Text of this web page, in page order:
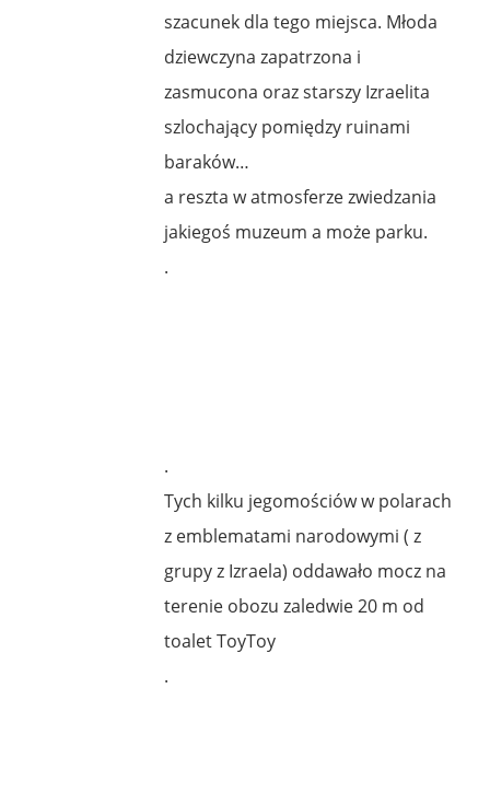
szacunek dla tego miejsca. Młoda
dziewczyna zapatrzona i
zasmucona oraz starszy Izraelita
szlochający pomiędzy ruinami
baraków…
a reszta w atmosferze zwiedzania
jakiegoś muzeum a może parku.
.
.
Tych kilku jegomościów w polarach
z emblematami narodowymi ( z
grupy z Izraela) oddawało mocz na
terenie obozu zaledwie 20 m od
toalet ToyToy
.